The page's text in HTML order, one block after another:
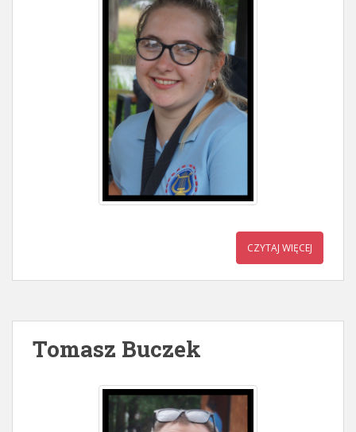
CZYTAJ WIĘCEJ
Tomasz Buczek